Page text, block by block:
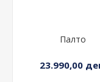
Палто
23.990,00